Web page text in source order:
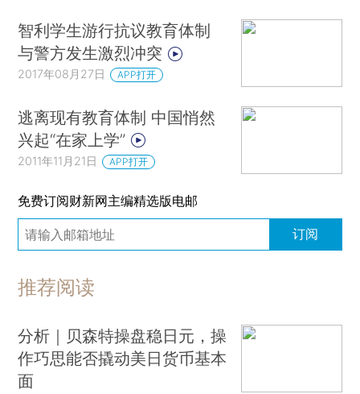
智利学生游行抗议教育体制
与警方发生激烈冲突
2017年08月27日 APP打开
逃离现有教育体制 中国悄然
兴起“在家上学”
2011年11月21日 APP打开
免费订阅财新网主编精选版电邮
订阅
推荐阅读
分析｜贝森特操盘稳日元，操
作巧思能否撬动美日货币基本
面